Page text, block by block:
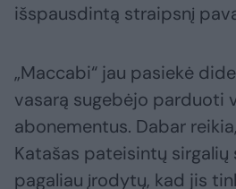
išspausdintą straipsnį
„Maccabi“ jau pasiekė
vasarą sugebėjo parduoti
abonementus. Dabar
Katašas pateisintų
pagaliau įrodytų, kad jis